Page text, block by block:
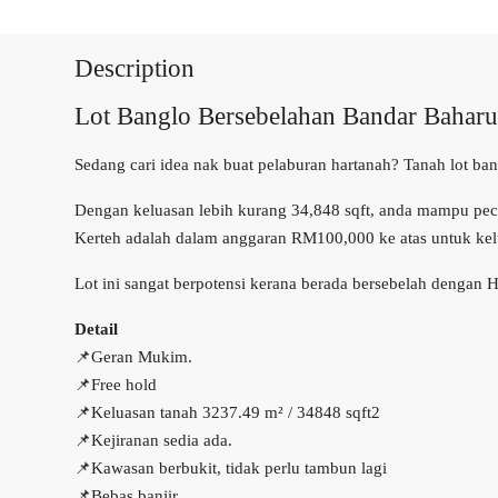
Description
Lot Banglo Bersebelahan Bandar
Sedang cari idea nak buat pelaburan hartanah? Tanah lot
Dengan keluasan lebih kurang 34,848 sqft, anda mampu
Kerteh adalah dalam anggaran RM100,000 ke atas untuk
Lot ini sangat berpotensi kerana berada bersebelah
Detail
📌Geran Mukim.
📌Free hold
📌Keluasan tanah 3237.49 m² / 34848 sqft2
📌Kejiranan sedia ada.
📌Kawasan berbukit, tidak perlu tambun lagi